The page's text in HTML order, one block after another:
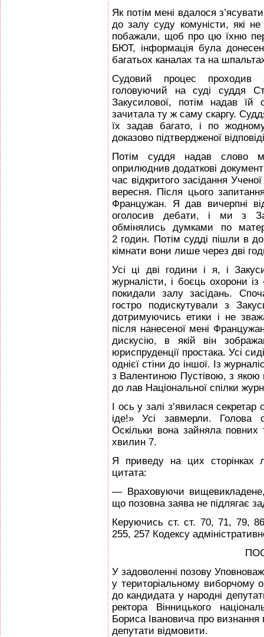
Як потім мені вдалося
до залу суду комуністи, які
побажали, щоб про цю їхню
БЮТ, інформація була
багатьох каналах та на
Судовий процес проходив
головуючий на суді суддя
Закусилової, потім надав
зачитала ту ж саму скаргу.
їх задав багато, і по
доказово підтвердженої
Потім суддя надав слово
оприлюднив додаткові
час відкритого засідання
вересня. Після цього
Францужан. Я дав вичерпні
оголосив дебати, і ми з
обмінялись думками по
2 годин. Потім судді пішли в
кімнати вони лише через дві
Усі ці дві години і я, і
журналісти, і боєць охорони
покидали залу засідань.
гостро подискутували з
дотримуючись етики і не
після нанесеної мені
дискусію, в якій він
юриспруденції простака. Усі
однієї стіни до іншої. Із
з Валентиною Пустівою, з якою
до лав Національної спілки
І ось у залі з’явилася
іде!» Усі завмерли. Голова
Оскільки вона зайняла повних
хвилин 7.
Я приведу на цих сторінках
цитата:
— Враховуючи
що позовна заява не підлягає
Керуючись ст. ст. 70, 71, 79,
255, 257 Кодексу
У задоволенні позову
у територіальному виборчому
до кандидата у народні
ректора Вінницького
Бориса Івановича про
депутати відмовити.